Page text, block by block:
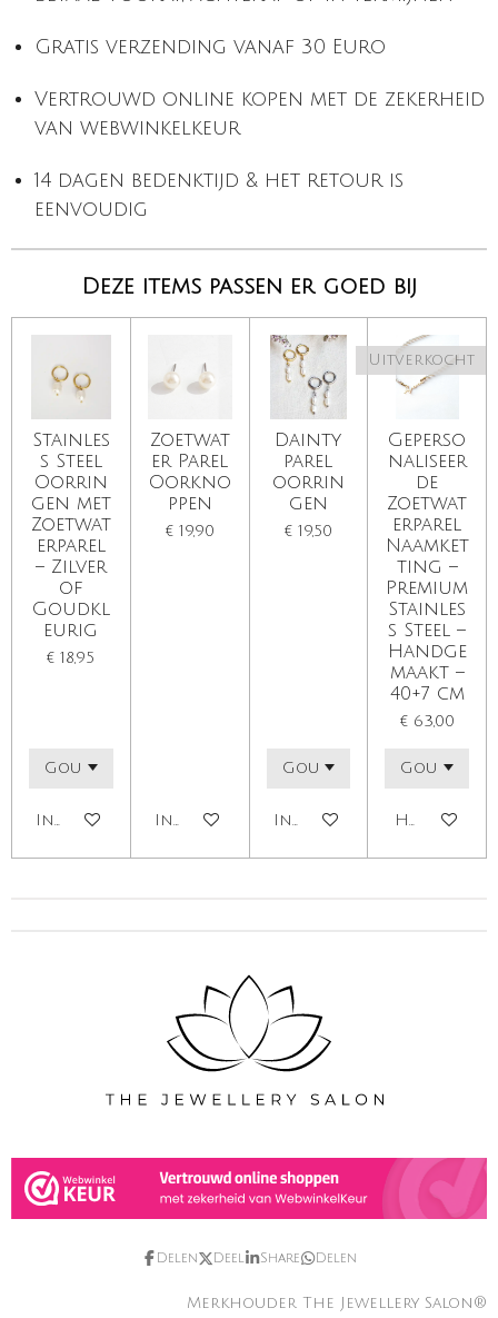
Gratis verzending vanaf 30 Euro
Vertrouwd online kopen met de zekerheid
van webwinkelkeur
14 dagen bedenktijd & het retour is
eenvoudig
Deze items passen er goed bij
Stainles
s Steel
Oorrin
gen met
Zoetwat
erparel
– Zilver
of
Goudkl
eurig
€ 18,95
In winkelwagen
Zoetwat
er Parel
Oorkno
ppen
€ 19,90
In winkelwagen
Dainty
parel
oorrin
gen
€ 19,50
In winkelwagen
Uitverkocht
Geperso
naliseer
de
Zoetwat
erparel
Naamket
ting –
Premium
Stainles
s Steel –
Handge
maakt –
40+7 cm
€ 63,00
Houd mij
Delen Deel Share Delen
Merkhouder The Jewellery Salon®